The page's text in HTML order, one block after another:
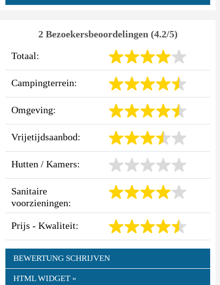
2 Bezoekersbeoordelingen (4.2/5)
Totaal:
Campingterrein:
Omgeving:
Vrijetijdsaanbod:
Hutten / Kamers:
Sanitaire
voorzieningen:
Prijs - Kwaliteit:
BEWERTUNG SCHRIJVEN
HTML WIDGET »